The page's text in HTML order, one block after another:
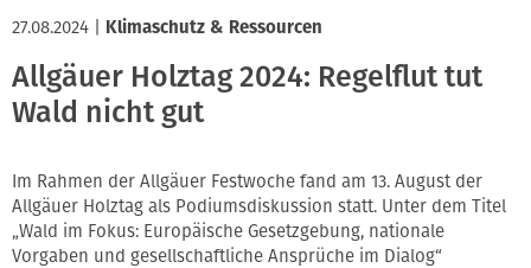
27.08.2024 Klimaschutz & Ressourcen
Allgäuer Holztag 2024: Regelflut tut
Wald nicht gut
Im Rahmen der Allgäuer Festwoche fand am 13. August der
Allgäuer Holztag als Podiumsdiskussion statt. Unter dem Titel
„Wald im Fokus: Europäische Gesetzgebung, nationale
Vorgaben und gesellschaftliche Ansprüche im Dialog“